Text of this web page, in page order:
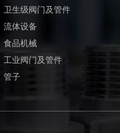
卫生级阀门及管件
流体设备
食品机械
工业阀门及管件
管子